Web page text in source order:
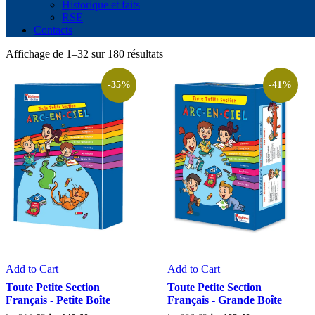
Historique et faits
RSE
Contacts
Affichage de 1–32 sur 180 résultats
-35%
Add to Cart
Toute Petite Section
Français - Petite Boîte
-41%
Add to Cart
Toute Petite Section
Français - Grande Boîte